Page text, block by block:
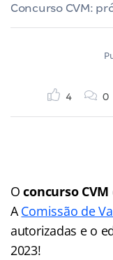
Concurso CVM:
4 0
Oconcurso CVM
AComissão de
autorizadas e o
2023!